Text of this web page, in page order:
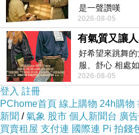
日版（左）、美版（右
比對圖。（組合圖，圖
2017-01-0521:31
〔即時新聞／綜合報導
《2CH》上貼了2張版
是一聲讚嘆
勝一
2026-08-05
有氣質又讓
好希望來跳舞
服、舒心 相處
哪個位子 妳老幾
2026-08-05
登入 註冊
PChome首頁 線上購物 24h購物
新聞 /氣象 股市 個人新聞台 廣
買賣租屋 支付連 國際連 Pi 拍錢